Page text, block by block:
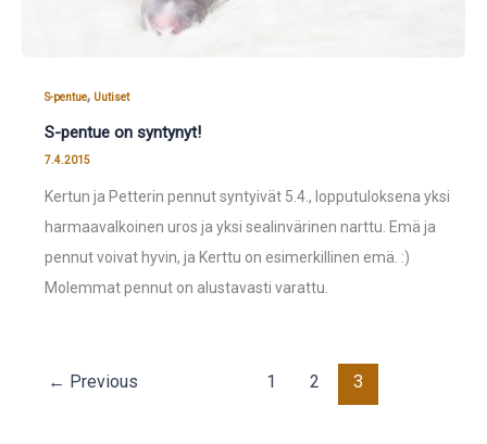
S-pentue, Uutiset
S-pentue on syntynyt!
7.4.2015
Kertun ja Petterin pennut syntyivät 5.4., lopputuloksena yksi
harmaavalkoinen uros ja yksi sealinvärinen narttu. Emä ja
pennut voivat hyvin, ja Kerttu on esimerkillinen emä. :)
Molemmat pennut on alustavasti varattu.
← Previous 1 2 3